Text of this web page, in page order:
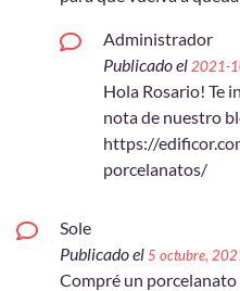
Administrador
Publicado el 2021-
Hola Rosario! Te
nota de nuestro
https://
porcelanatos/
Sole
Publicado el5 octubre,
Compré un